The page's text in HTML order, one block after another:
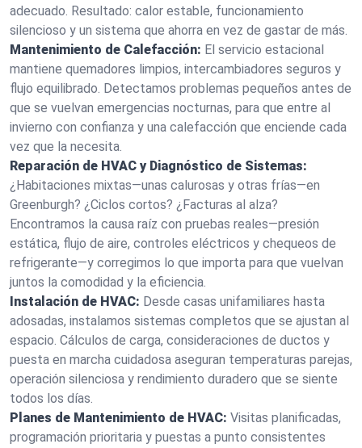
adecuado. Resultado: calor estable, funcionamiento
silencioso y un sistema que ahorra en vez de gastar de más.
Mantenimiento de Calefacción: El servicio estacional
mantiene quemadores limpios, intercambiadores seguros y
flujo equilibrado. Detectamos problemas pequeños antes de
que se vuelvan emergencias nocturnas, para que entre al
invierno con confianza y una calefacción que enciende cada
vez que la necesita.
Reparación de HVAC y Diagnóstico de Sistemas:
¿Habitaciones mixtas—unas calurosas y otras frías—en
Greenburgh? ¿Ciclos cortos? ¿Facturas al alza?
Encontramos la causa raíz con pruebas reales—presión
estática, flujo de aire, controles eléctricos y chequeos de
refrigerante—y corregimos lo que importa para que vuelvan
juntos la comodidad y la eficiencia.
Instalación de HVAC: Desde casas unifamiliares hasta
adosadas, instalamos sistemas completos que se ajustan al
espacio. Cálculos de carga, consideraciones de ductos y
puesta en marcha cuidadosa aseguran temperaturas parejas,
operación silenciosa y rendimiento duradero que se siente
todos los días.
Planes de Mantenimiento de HVAC: Visitas planificadas,
programación prioritaria y puestas a punto consistentes